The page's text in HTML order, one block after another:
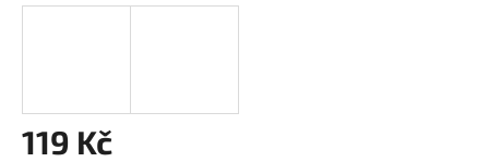
119 Kč